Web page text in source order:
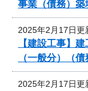
事業（債務）築
2025年2月17日更
【建設工事】
（一般分）（
2025年2月17日更